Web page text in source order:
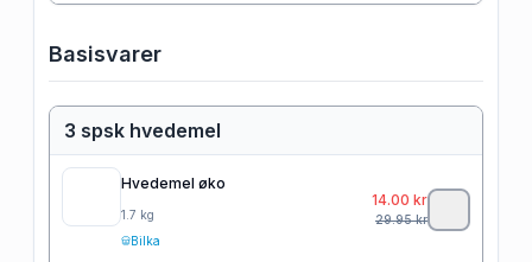
Basisvarer
3 spsk hvedemel
Hvedemel øko
1.7 kg
Bilka
14.00 kr
29.95kr